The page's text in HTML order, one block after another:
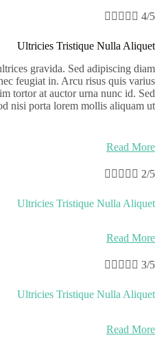
     4/5
Ultricies Tristique Nulla Aliquet
gravida. Sed adipiscing diam
feugiat in. Arcu risus quis varius
tortor at auctor urna nunc id. Sed
nisi porta lorem mollis aliquam ut.
Read More
     2/5
Ultricies Tristique Nulla Aliquet
Read More
     3/5
Ultricies Tristique Nulla Aliquet
Read More